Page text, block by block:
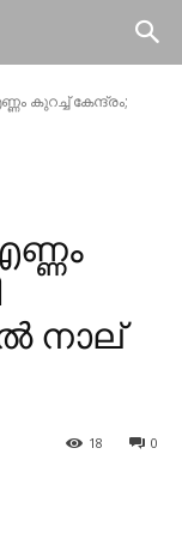
കുറച്ച് കേന്ദ്രം;
നാല്
0
18